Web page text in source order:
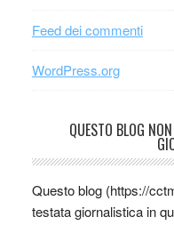
Feed dei commenti
WordPress.org
QUESTO BLOG
Questo blog (https://
testata giornalistica in